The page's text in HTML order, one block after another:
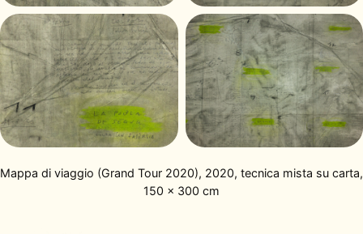
Mappa di viaggio (Grand Tour 2020), 2020, tecnica mista su carta,
150 × 300 cm